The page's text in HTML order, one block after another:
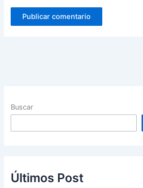
Buscar
Últimos Post